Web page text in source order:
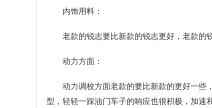
内饰用料：
老款的锐志要比新款的锐志更好，老款的
动力方面：
动力调校方面老款的要比新款的更好一些
型，轻轻一踩油门车子的响应也很积极，加速